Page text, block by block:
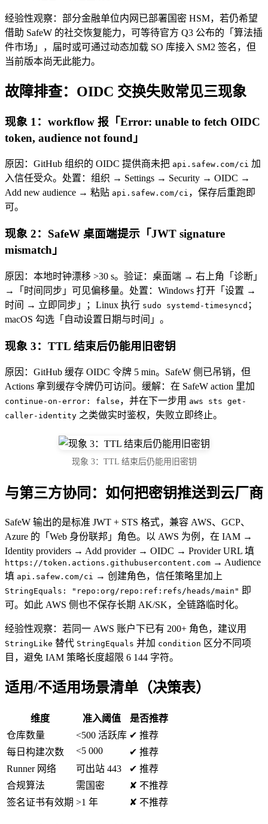
经验性观察：部分金融单位内网已部署国密 HSM，若仍希望
借助 SafeW 的社交恢复能力，可等待官方 Q3 公布的「算法插
件市场」，届时或可通过动态加载 SO 库接入 SM2 签名，但
当前版本尚无此能力。
故障排查：OIDC 交换失败常见三现象
现象 1：workflow 报「Error: unable to fetch OIDC
token, audience not found」
原因：GitHub 组织的 OIDC 提供商未把 api.safew.com/ci 加
入信任受众。处置：组织 → Settings → Security → OIDC →
Add new audience → 粘贴 api.safew.com/ci ，保存后重跑即
可。
现象 2：SafeW 桌面端提示「JWT signature
mismatch」
原因：本地时钟漂移 >30 s。验证：桌面端 → 右上角「诊断」
→「时间同步」可见偏移量。处置：Windows 打开「设置 →
时间 → 立即同步」；Linux 执行 sudo systemd-timesyncd ；
macOS 勾选「自动设置日期与时间」。
现象 3：TTL 结束后仍能用旧密钥
原因：GitHub 缓存 OIDC 令牌 5 min。SafeW 侧已吊销，但
Actions 拿到缓存令牌仍可访问。缓解：在 SafeW action 里加
continue-on-error: false ，并在下一步用 aws sts get-
caller-identity 之类做实时鉴权，失败立即终止。
现象 3：TTL 结束后仍能用旧密钥
与第三方协同：如何把密钥推送到云厂商
SafeW 输出的是标准 JWT + STS 格式，兼容 AWS、GCP、
Azure 的「Web 身份联邦」角色。以 AWS 为例，在 IAM →
Identity providers → Add provider → OIDC → Provider URL 填
https://token.actions.githubusercontent.com → Audience
填 api.safew.com/ci → 创建角色，信任策略里加上
StringEquals: "repo:org/repo:ref:refs/heads/main" 即
可。如此 AWS 侧也不保存长期 AK/SK，全链路临时化。
经验性观察：若同一 AWS 账户下已有 200+ 角色，建议用
StringLike 替代 StringEquals 并加 condition 区分不同项
目，避免 IAM 策略长度超限 6 144 字符。
适用/不适用场景清单（决策表）
维度 准入阈值
是否推荐
仓库数量
<500 活跃库 ✔ 推荐
每日构建次数
<5 000
✔ 推荐
Runner 网络
可出站 443
✔ 推荐
合规算法
需国密
✘ 不推荐
签名证书有效期 >1 年 ✘ 不推荐